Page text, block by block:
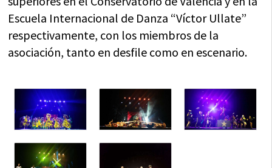
Escuela Internacional de Danza “Víctor Ullate”
respectivamente, con los miembros de la
asociación, tanto en desfile como en escenario.